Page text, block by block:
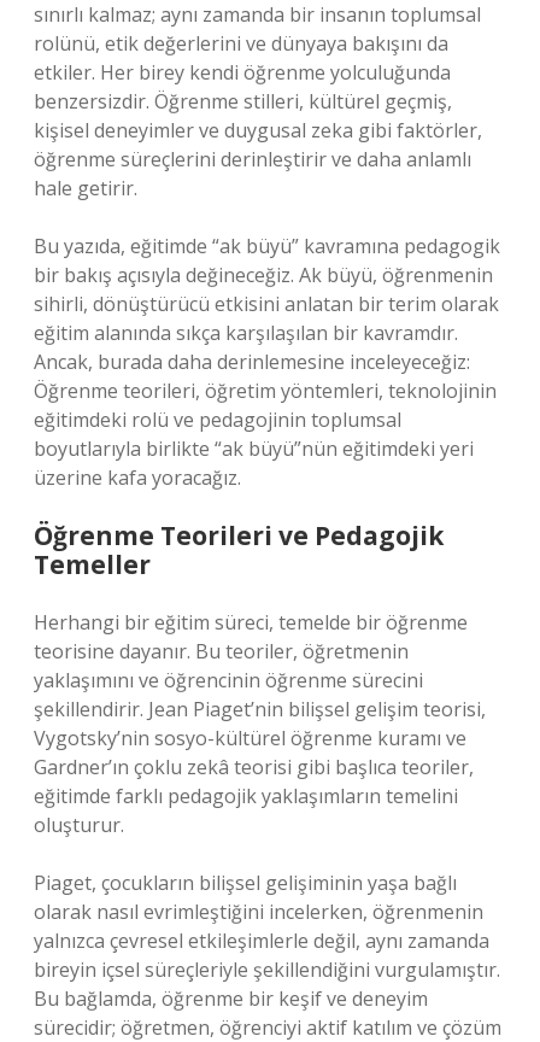
sınırlı kalmaz; aynı zamanda bir insanın toplumsal
rolünü, etik değerlerini ve dünyaya bakışını da
etkiler. Her birey kendi öğrenme yolculuğunda
benzersizdir. Öğrenme stilleri, kültürel geçmiş,
kişisel deneyimler ve duygusal zeka gibi faktörler,
öğrenme süreçlerini derinleştirir ve daha anlamlı
hale getirir.
Bu yazıda, eğitimde “ak büyü” kavramına pedagogik
bir bakış açısıyla değineceğiz. Ak büyü, öğrenmenin
sihirli, dönüştürücü etkisini anlatan bir terim olarak
eğitim alanında sıkça karşılaşılan bir kavramdır.
Ancak, burada daha derinlemesine inceleyeceğiz:
Öğrenme teorileri, öğretim yöntemleri, teknolojinin
eğitimdeki rolü ve pedagojinin toplumsal
boyutlarıyla birlikte “ak büyü”nün eğitimdeki yeri
üzerine kafa yoracağız.
Öğrenme Teorileri ve Pedagojik
Temeller
Herhangi bir eğitim süreci, temelde bir öğrenme
teorisine dayanır. Bu teoriler, öğretmenin
yaklaşımını ve öğrencinin öğrenme sürecini
şekillendirir. Jean Piaget’nin bilişsel gelişim teorisi,
Vygotsky’nin sosyo-kültürel öğrenme kuramı ve
Gardner’ın çoklu zekâ teorisi gibi başlıca teoriler,
eğitimde farklı pedagojik yaklaşımların temelini
oluşturur.
Piaget, çocukların bilişsel gelişiminin yaşa bağlı
olarak nasıl evrimleştiğini incelerken, öğrenmenin
yalnızca çevresel etkileşimlerle değil, aynı zamanda
bireyin içsel süreçleriyle şekillendiğini vurgulamıştır.
Bu bağlamda, öğrenme bir keşif ve deneyim
sürecidir; öğretmen, öğrenciyi aktif katılım ve çözüm